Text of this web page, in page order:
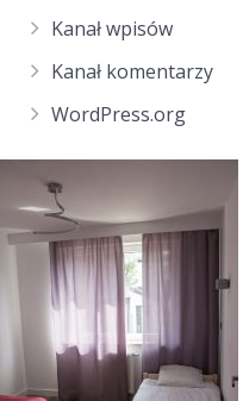
Kanał wpisów
Kanał komentarzy
WordPress.org